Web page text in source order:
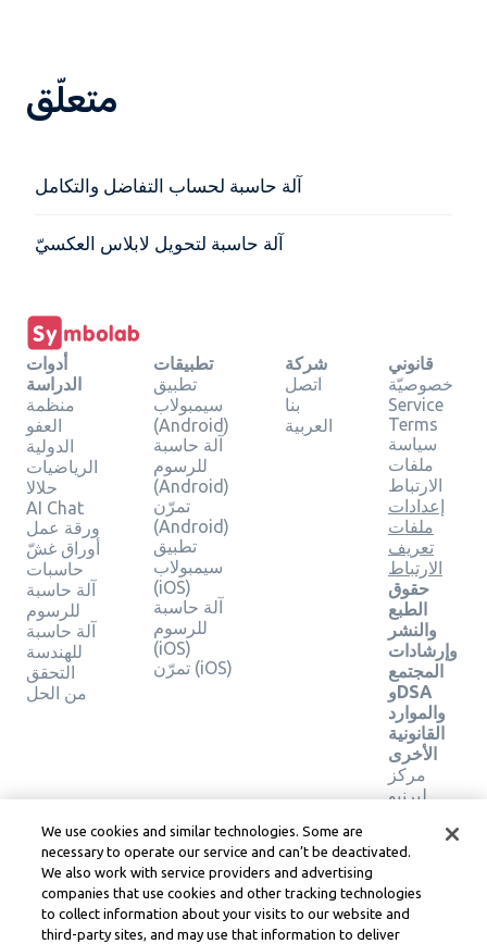
متعلّق
آلة حاسبة لحساب التفاضل والتكامل
آلة حاسبة لتحويل لابلاس العكسيّ
أدوات
الدراسة
منظمة
العفو
الدولية
الرياضيات
حلالا
AI Chat
ورقة عمل
أوراق غشّ
حاسبات
آلة حاسبة
للرسوم
آلة حاسبة
للهندسة
التحقق
من الحل
تطبيقات
تطبيق
سيمبولاب
(Android)
آلة حاسبة
للرسوم
(Android)
تمرّن
(Android)
تطبيق
سيمبولاب
(iOS)
آلة حاسبة
للرسوم
(iOS)
تمرّن (iOS)
شركة
اتصل
بنا
العربية
قانوني
خصوصيّة
Service
Terms
سياسة
ملفات
الارتباط
إعدادات
ملفات
تعريف
الارتباط
حقوق
الطبع
والنشر
وإرشادات
المجتمع
وDSA
والموارد
القانونية
الأخرى
مركز
ليرنيو
خدمة
Symbolab, a Learneo, Inc. business
© Learneo, Inc. 2024
We use cookies and similar technologies. Some are
necessary to operate our service and can’t be deactivated.
We also work with service providers and advertising
companies that use cookies and other tracking technologies
to collect information about your visits to our website and
third-party sites, and may use that information to deliver